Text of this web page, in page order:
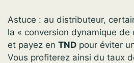
Astuce : au distributeur,
la « conversion dynamique de
et payez en TND pour éviter
Vous profiterez ainsi du taux